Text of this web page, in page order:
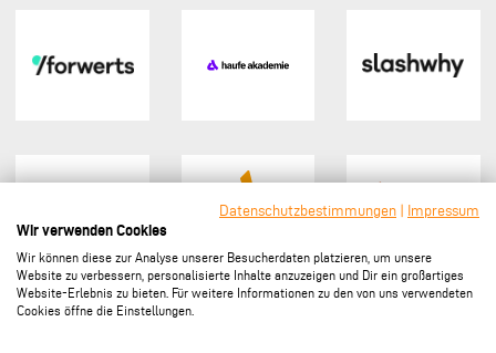
Datenschutzbestimmungen
Impressum
Wir verwenden Cookies
Wir können diese zur Analyse unserer Besucherdaten platzieren, um unsere
Website zu verbessern, personalisierte Inhalte anzuzeigen und Dir ein großartiges
Website-Erlebnis zu bieten. Für weitere Informationen zu den von uns verwendeten
Cookies öffne die Einstellungen.